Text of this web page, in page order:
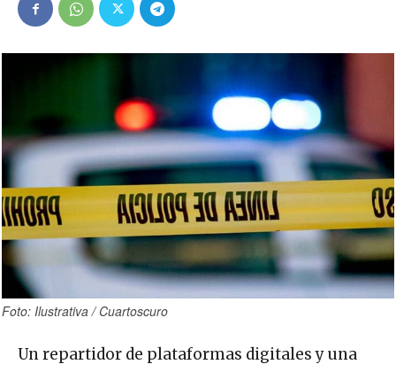
Foto: Ilustrativa / Cuartoscuro
Un repartidor de plataformas digitales y una